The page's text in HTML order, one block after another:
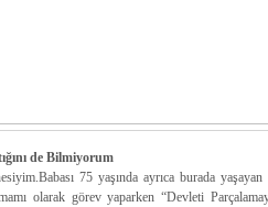
de Bilmiyorum
75 yaşında ayrıca burada
olarak görev yaparken “Devleti